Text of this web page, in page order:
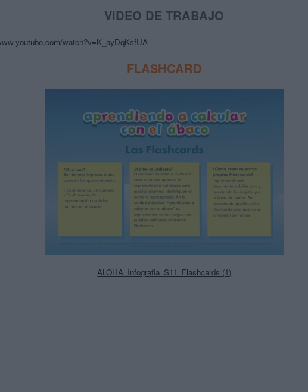
VIDEO DE TRABAJO
watch?v=K_ayDqKsfUA
FLASHCARD
ALOHA_Infografia_S11_Flashcards (1)